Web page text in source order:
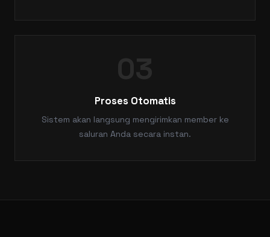
Proses Otomatis
Sistem akan langsung mengirimkan member ke
saluran Anda secara instan.